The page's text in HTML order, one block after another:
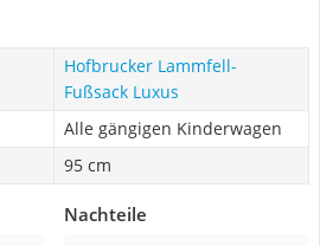
Hofbrucker Lammfell-
Fußsack Luxus
Alle gängigen Kinderwagen
95 cm
Nachteile